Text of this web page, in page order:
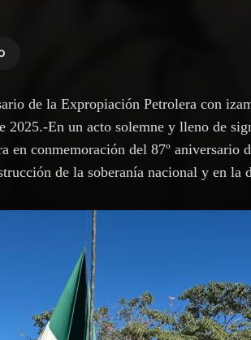
de la Expropiación Petrolera con
2025.-En un acto solemne y lleno de
en conmemoración del 87º aniversario
de la soberanía nacional y en la